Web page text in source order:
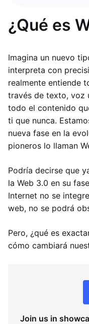
¿Qué es
Imagina un nuevo
interpreta con
realmente entiende
través de texto, voz
todo el contenido
ti que nunca.
nueva fase en la
pioneros lo llaman
Podría decirse que
la Web 3.0 en su
Internet no se
web, no se podrá
Pero, ¿qué es
cómo cambiará
Join us in